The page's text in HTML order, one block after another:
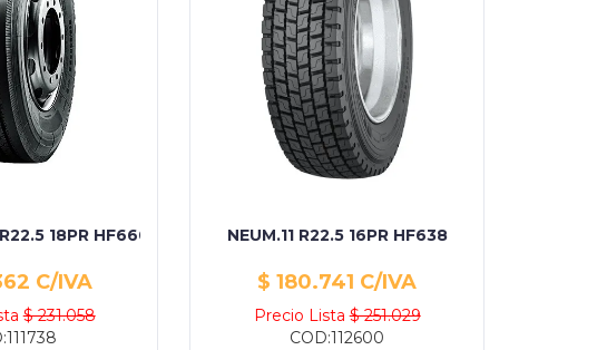
18PR HF660
C/IVA
$ 231.058
NEUM.11 R22.5 16PR HF638
$ 180.741 C/IVA
Precio Lista$ 251.029
COD:112600